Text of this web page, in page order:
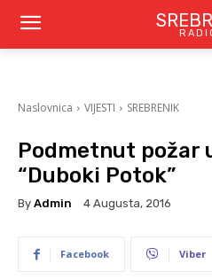
Naslovnica VIJESTI SREBRENIK
Podmetnut požar
“Duboki Potok”
By Admin 4 Augusta, 2016
Facebook Viber